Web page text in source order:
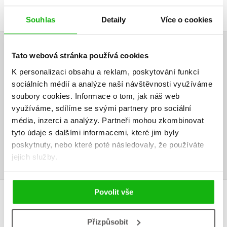
Souhlas Detaily Více o cookies
Tato webová stránka používá cookies
K personalizaci obsahu a reklam, poskytování funkcí
sociálních médií a analýze naší návštěvnosti využíváme
soubory cookies. Informace o tom, jak náš web
využíváme, sdílíme se svými partnery pro sociální
média, inzerci a analýzy. Partneři mohou zkombinovat
tyto údaje s dalšími informacemi, které jim byly
poskytnuty, nebo které poté následovaly, že používáte
jejich služby.
Povolit vše
Přizpůsobit
HODNOCENÍ ČTENÁŘŮ
V současné době nejsou vytvořena žádná uživatelská hodnocení.
Vaše hodnocení
Uživatelskou recenzi mohou vkládat pouze registrovaní uživatelé
Přihlásit
MOHLO BY VÁS TAKÉ ZAJÍMAT